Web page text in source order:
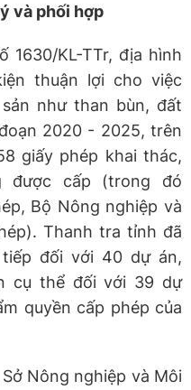
và phối hợp
1630/KL-TTr, địa hình
thuận lợi cho việc
như than bùn, đất
2020 - 2025, trên
giấy phép khai thác,
được cấp (trong đó
Bộ Nông nghiệp và
Thanh tra tỉnh đã
đối với 40 dự án,
cụ thể đối với 39 dự
quyền cấp phép của
Nông nghiệp và Môi